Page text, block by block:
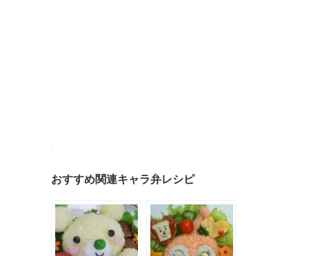
おすすめ関連キャラ弁レシピ